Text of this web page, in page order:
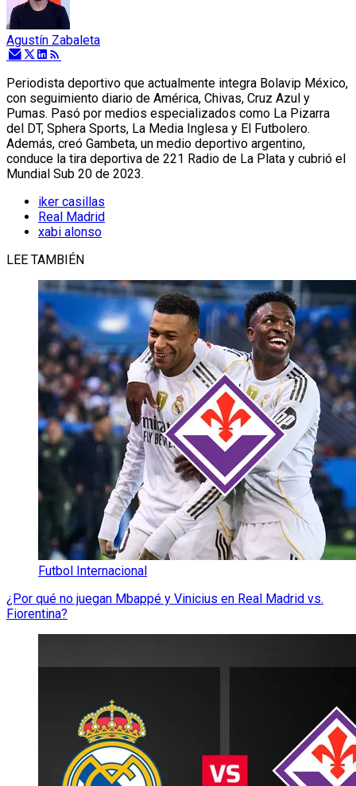
Agustín Zabaleta
Periodista deportivo que actualmente integra Bolavip México,
con seguimiento diario de América, Chivas, Cruz Azul y
Pumas. Pasó por medios especializados como La Pizarra
del DT, Sphera Sports, La Media Inglesa y El Futbolero.
Además, creó Gambeta, un medio deportivo argentino,
conduce la tira deportiva de 221 Radio de La Plata y cubrió el
Mundial Sub 20 de 2023.
iker casillas
Real Madrid
xabi alonso
LEE TAMBIÉN
Futbol Internacional
¿Por qué no juegan Mbappé y Vinicius en Real Madrid vs.
Fiorentina?